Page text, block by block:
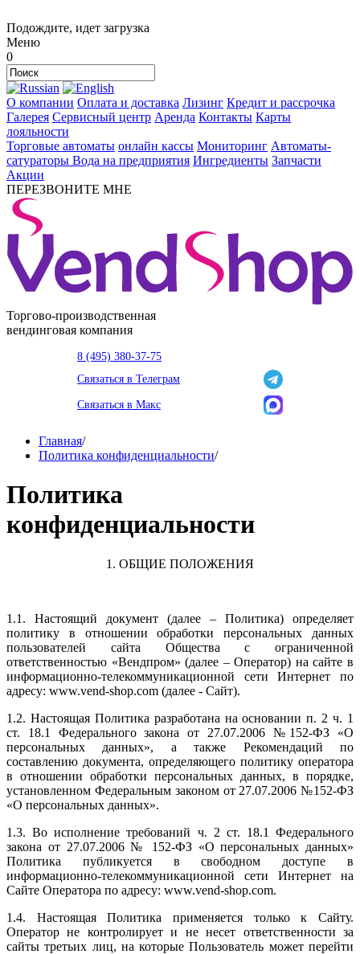
Подождите, идет загрузка
Меню
0
О компании Оплата и доставка Лизинг Кредит и рассрочка
Галерея Сервисный центр Аренда Контакты Карты
лояльности
Торговые автоматы онлайн кассы Мониторинг Автоматы-
сатураторы Вода на предприятия Ингредиенты Запчасти
Акции
ПЕРЕЗВОНИТЕ МНЕ
Торгово-производственная
вендинговая компания
8 (495) 380-37-75
Связаться в Телеграм
Связаться в Макс
Главная/
Политика конфиденциальности/
Политика
конфиденциальности
1. ОБЩИЕ ПОЛОЖЕНИЯ
1.1. Настоящий документ (далее – Политика) определяет
политику в отношении обработки персональных данных
пользователей сайта Общества с ограниченной
ответственностью «Вендпром» (далее – Оператор) на сайте в
информационно-телекоммуникационной сети Интернет по
адресу: www.vend-shop.com (далее - Сайт).
1.2. Настоящая Политика разработана на основании п. 2 ч. 1
ст. 18.1 Федерального закона от 27.07.2006 №152-ФЗ «О
персональных данных», а также Рекомендаций по
составлению документа, определяющего политику оператора
в отношении обработки персональных данных, в порядке,
установленном Федеральным законом от 27.07.2006 №152-ФЗ
«О персональных данных».
1.3. Во исполнение требований ч. 2 ст. 18.1 Федерального
закона от 27.07.2006 № 152-ФЗ «О персональных данных»
Политика публикуется в свободном доступе в
информационно-телекоммуникационной сети Интернет на
Сайте Оператора по адресу: www.vend-shop.com.
1.4. Настоящая Политика применяется только к Сайту.
Оператор не контролирует и не несет ответственности за
сайты третьих лиц, на которые Пользователь может перейти